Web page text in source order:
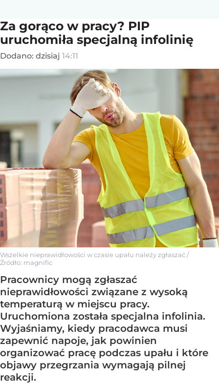
Za gorąco w pracy? PIP
uruchomiła specjalną infolinię
Dodano: dzisiaj 14:11
Wszelkie nieprawidłowości w czasie upału należy zgłaszać/
Źródło: magnific
Pracownicy mogą zgłaszać
nieprawidłowości związane z wysoką
temperaturą w miejscu pracy.
Uruchomiona została specjalna infolinia.
Wyjaśniamy, kiedy pracodawca musi
zapewnić napoje, jak powinien
organizować pracę podczas upału i które
objawy przegrzania wymagają pilnej
reakcji.